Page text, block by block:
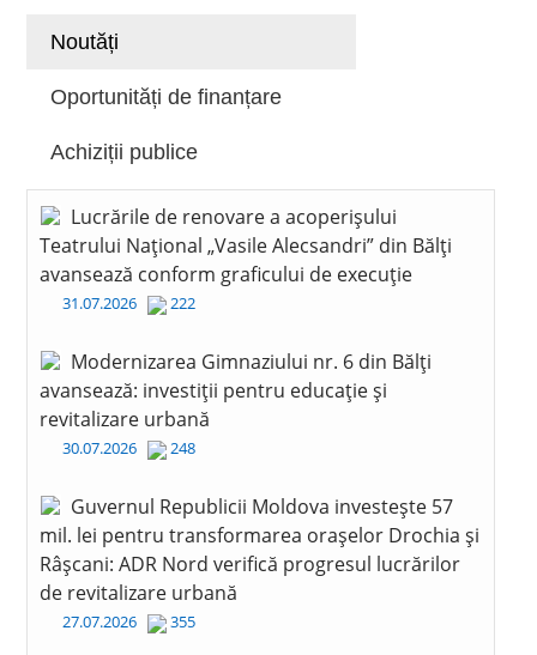
Noutăți
Oportunități de finanțare
Achiziții publice
Lucrările de renovare a acoperișului
Teatrului Național „Vasile Alecsandri” din Bălți
avansează conform graficului de execuție
31.07.2026 222
Modernizarea Gimnaziului nr. 6 din Bălți
avansează: investiții pentru educație și
revitalizare urbană
30.07.2026 248
Guvernul Republicii Moldova investește 57
mil. lei pentru transformarea orașelor Drochia și
Râșcani: ADR Nord verifică progresul lucrărilor
de revitalizare urbană
27.07.2026 355